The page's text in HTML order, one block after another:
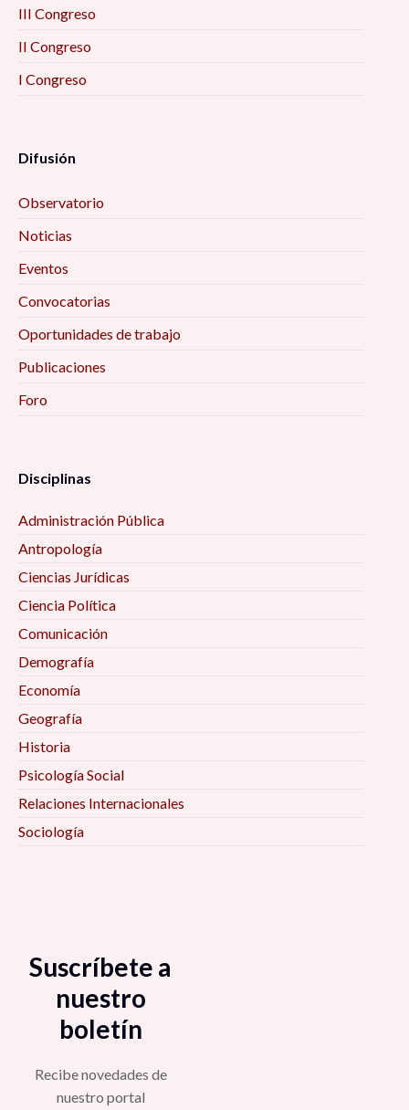
III Congreso
II Congreso
I Congreso
Difusión
Observatorio
Noticias
Eventos
Convocatorias
Oportunidades de trabajo
Publicaciones
Foro
Disciplinas
Administración Pública
Antropología
Ciencias Jurídicas
Ciencia Política
Comunicación
Demografía
Economía
Geografía
Historia
Psicología Social
Relaciones Internacionales
Sociología
Suscríbete a
nuestro
boletín
Recibe novedades de
nuestro portal